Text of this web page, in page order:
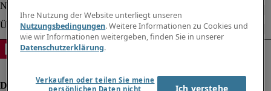
Ihre Nutzung der Website unterliegt unseren
Nutzungsbedingungen. Weitere Informationen zu Cookies und
wie wir Informationen weitergeben, finden Sie in unserer
Datenschutzerklärung.
Verkaufen oder teilen Sie meine
persönlichen Daten nicht
Ich verstehe